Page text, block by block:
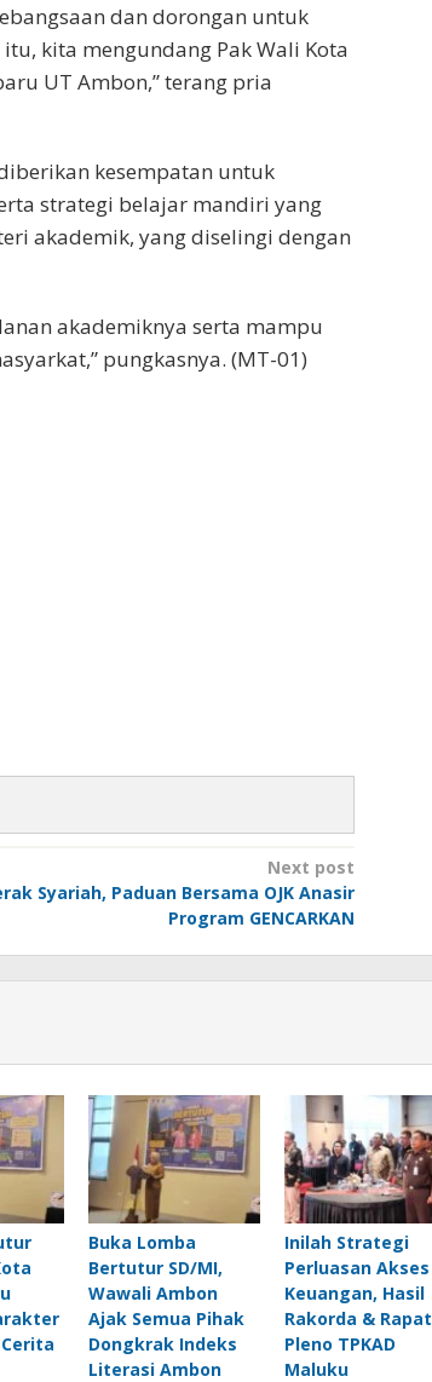
dan dorongan untuk
kita mengundang Pak Wali Kota
UT Ambon,” terang pria
kesempatan untuk
strategi belajar mandiri yang
akademik, yang diselingi dengan
akademiknya serta mampu
pungkasnya. (MT-01)
Next post
Syariah, Paduan Bersama OJK Anasir
Program GENCARKAN
Buka Lomba
Bertutur SD/MI,
Wawali Ambon
Ajak Semua Pihak
Dongkrak Indeks
Literasi Ambon
Inilah Strategi
Perluasan Akses
Keuangan, Hasil
Rakorda & Rapat
Pleno TPKAD
Maluku